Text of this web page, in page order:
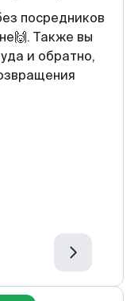
посредников
Также вы
и обратно,